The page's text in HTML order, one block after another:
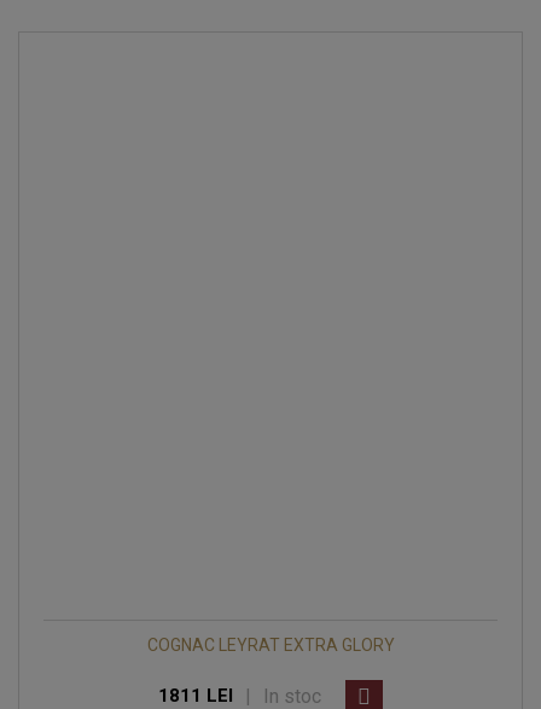
COGNAC LEYRAT EXTRA GLORY
1811 LEI | In stoc